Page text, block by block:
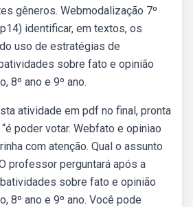
gêneros. Webmodalização 7º
identificar, em textos, os
uso de estratégias de
sobre fato e opinião
8º ano e 9º ano.
atividade em pdf no final, pronta
poder votar. Webfato e opiniao
com atenção. Qual o assunto
professor perguntará após a
sobre fato e opinião
8º ano e 9º ano. Você pode